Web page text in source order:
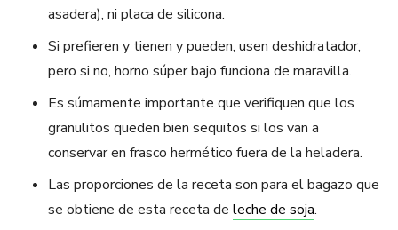
asadera), ni placa de silicona.
Si prefieren y tienen y pueden, usen deshidratador,
pero si no, horno súper bajo funciona de maravilla.
Es súmamente importante que verifiquen que los
granulitos queden bien sequitos si los van a
conservar en frasco hermético fuera de la heladera.
Las proporciones de la receta son para el bagazo que
se obtiene de esta receta de leche de soja.